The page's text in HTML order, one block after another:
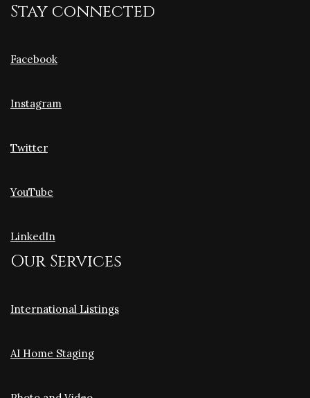
Stay connected
Facebook
Instagram
Twitter
YouTube
LinkedIn
Our Services
International Listings
AI Home Staging